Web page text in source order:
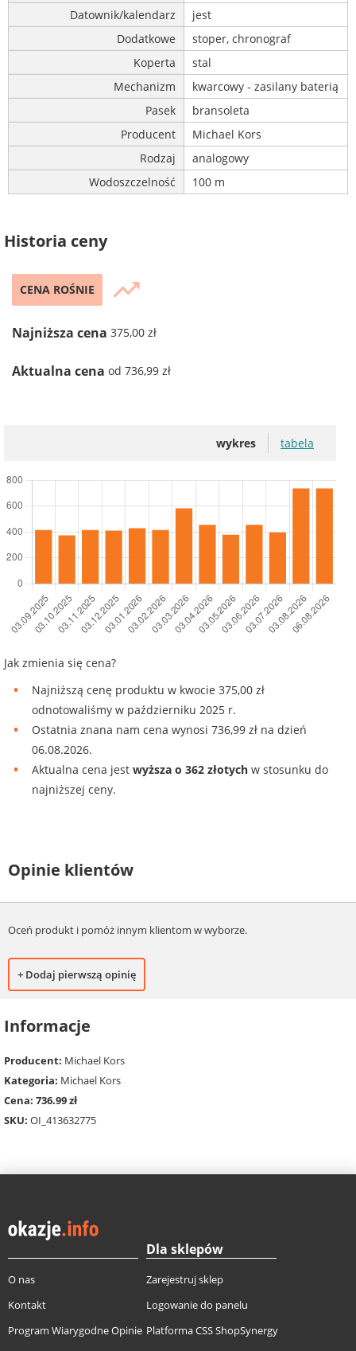
Datownik/kalendarz
jest
Dodatkowe
stoper, chronograf
Koperta
stal
Mechanizm
kwarcowy - zasilany baterią
Pasek
bransoleta
Producent
Michael Kors
Rodzaj
analogowy
Wodoszczelność
100 m
Historia ceny
CENA ROŚNIE trending_up
Najniższa cena 375,00 zł
Aktualna cena od 736,99 zł
wykres tabela
Jak zmienia się cena?
Najniższą cenę produktu w kwocie 375,00 zł
odnotowaliśmy w październiku 2025 r.
Ostatnia znana nam cena wynosi 736,99 zł na dzień
06.08.2026.
Aktualna cena jest wyższa o 362 złotych w stosunku do
najniższej ceny.
Opinie klientów
Oceń produkt i pomóż innym klientom w wyborze.
+ Dodaj pierwszą opinię
Informacje
Producent: Michael Kors
Kategoria: Michael Kors
Cena: 736.99 zł
SKU: OI_413632775
O nas
Kontakt
Program Wiarygodne Opinie
Dla sklepów
Zarejestruj sklep
Logowanie do panelu
Platforma CSS ShopSynergy